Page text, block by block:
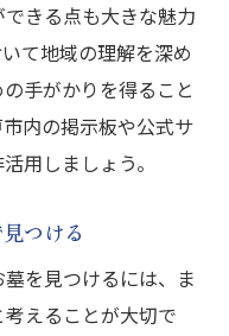
きる点も大きな魅力
て地域の理解を深め
手がかりを得ること
内の掲示板や公式サ
用しましょう。
つける
を見つけるには、ま
えることが大切で